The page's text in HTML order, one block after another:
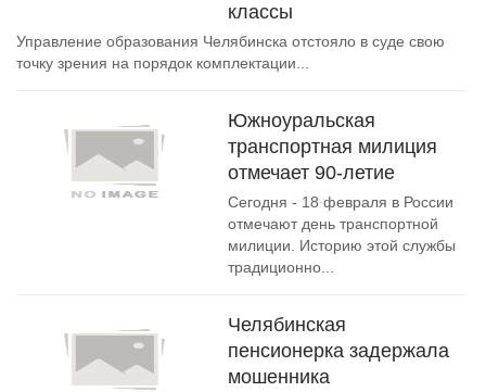
классы
Управление образования Челябинска отстояло в суде свою
точку зрения на порядок комплектации...
Южноуральская
транспортная милиция
отмечает 90-летие
Сегодня - 18 февраля в России
отмечают день транспортной
милиции. Историю этой службы
традиционно...
Челябинская
пенсионерка задержала
мошенника